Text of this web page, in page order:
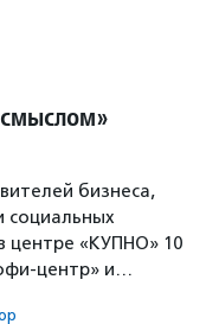
бизнеса,
социальных
центре «КУПНО» 10
центр» и…